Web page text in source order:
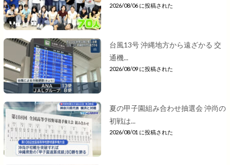
2026/08/06 に投稿された
台風13号 沖縄地方から遠ざかる 交
通機...
2026/08/09 に投稿された
夏の甲子園組み合わせ抽選会 沖尚の
初戦は...
2026/08/01 に投稿された